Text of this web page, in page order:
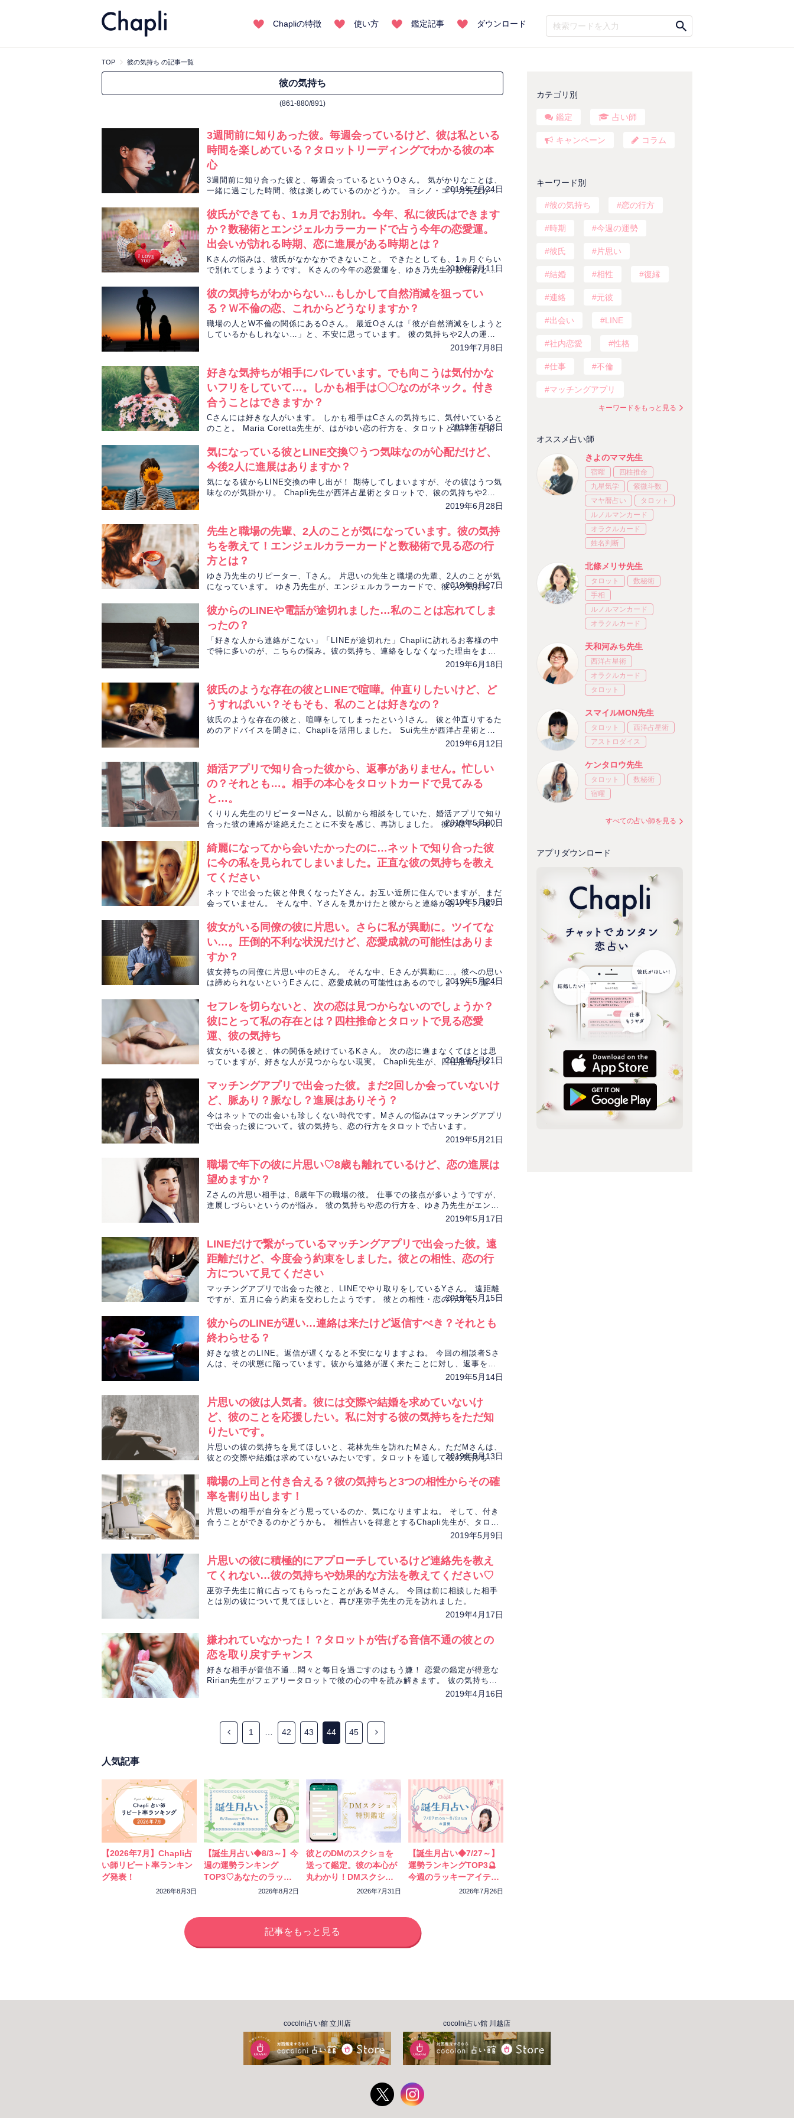
Chapliの特徴 使い方 鑑定記事 ダウンロード
TOP 彼の気持ち の記事一覧
彼の気持ち
(861-880/891)
3週間前に知りあった彼。毎週会っているけど、彼は私といる
時間を楽しめている？タロットリーディングでわかる彼の本
心
3週間前に知り合った彼と、毎週会っているというOさん。 気がかりなことは、
一緒に過ごした時間、彼は楽しめているのかどうか。 ヨシノ・エリカ先生がタ
2019年7月24日
彼氏ができても、1ヵ月でお別れ。今年、私に彼氏はできます
か？数秘術とエンジェルカラーカードで占う今年の恋愛運。
出会いが訪れる時期、恋に進展がある時期とは？
Kさんの悩みは、彼氏がなかなかできないこと。 できたとしても、1ヵ月ぐらい
で別れてしまうようです。 Kさんの今年の恋愛運を、ゆき乃先生が数秘術とエ
2019年7月11日
彼の気持ちがわからない…もしかして自然消滅を狙ってい
る？Ｗ不倫の恋、これからどうなりますか？
職場の人とW不倫の関係にあるOさん。 最近Oさんは「彼が自然消滅をしようと
しているかもしれない…」と、不安に思っています。 彼の気持ちや2人の運気
2019年7月8日
好きな気持ちが相手にバレています。でも向こうは気付かな
いフリをしていて…。しかも相手は〇〇なのがネック。付き
合うことはできますか？
Cさんには好きな人がいます。 しかも相手はCさんの気持ちに、気付いていると
のこと。 Maria Coretta先生が、はがゆい恋の行方を、タロットと西洋占星術で
2019年7月3日
気になっている彼とLINE交換♡うつ気味なのが心配だけど、
今後2人に進展はありますか？
気になる彼からLINE交換の申し出が！ 期待してしまいますが、その彼はうつ気
味なのが気掛かり。 Chapli先生が西洋占星術とタロットで、彼の気持ちや2人
2019年6月28日
先生と職場の先輩、2人のことが気になっています。彼の気持
ちを教えて！エンジェルカラーカードと数秘術で見る恋の行
方とは？
ゆき乃先生のリピーター、Tさん。 片思いの先生と職場の先輩、2人のことが気
になっています。 ゆき乃先生が、エンジェルカラーカードで、彼らの気持ちを
2019年6月27日
彼からのLINEや電話が途切れました…私のことは忘れてしま
ったの？
「好きな人から連絡がこない」「LINEが途切れた」Chapliに訪れるお客様の中
で特に多いのが、こちらの悩み。彼の気持ち、連絡をしなくなった理由をまど
2019年6月18日
彼氏のような存在の彼とLINEで喧嘩。仲直りしたいけど、ど
うすればいい？そもそも、私のことは好きなの？
彼氏のような存在の彼と、喧嘩をしてしまったというIさん。 彼と仲直りするた
めのアドバイスを聞きに、Chapliを活用しました。 Sui先生が西洋占星術とタ
2019年6月12日
婚活アプリで知り合った彼から、返事がありません。忙しい
の？それとも…。相手の本心をタロットカードで見てみる
と…。
くりりん先生のリピーターNさん。以前から相談をしていた、婚活アプリで知り
合った彼の連絡が途絶えたことに不安を感じ、再訪しました。 彼の様子や本心
2019年5月30日
綺麗になってから会いたかったのに…ネットで知り合った彼
に今の私を見られてしまいました。正直な彼の気持ちを教え
てください
ネットで出会った彼と仲良くなったYさん。お互い近所に住んでいますが、まだ
会っていません。 そんな中、Yさんを見かけたと彼からと連絡があって。 彼の
2019年5月29日
彼女がいる同僚の彼に片思い。さらに私が異動に。ツイてな
い…。圧倒的不利な状況だけど、恋愛成就の可能性はありま
すか？
彼女持ちの同僚に片思い中のEさん。 そんな中、Eさんが異動に…。彼への思い
は諦められないというEさんに、恋愛成就の可能性はあるのでしょうか。 瀧沢
2019年5月24日
セフレを切らないと、次の恋は見つからないのでしょうか？
彼にとって私の存在とは？四柱推命とタロットで見る恋愛
運、彼の気持ち
彼女がいる彼と、体の関係を続けているKさん。 次の恋に進まなくてはとは思
っていますが、好きな人が見つからない現実。 Chapli先生が、四柱推命とタロ
2019年5月21日
マッチングアプリで出会った彼。まだ2回しか会っていないけ
ど、脈あり？脈なし？進展はありそう？
今はネットでの出会いも珍しくない時代です。Mさんの悩みはマッチングアプリ
で出会った彼について。彼の気持ち、恋の行方をタロットで占います。
2019年5月21日
職場で年下の彼に片思い♡8歳も離れているけど、恋の進展は
望めますか？
Zさんの片思い相手は、8歳年下の職場の彼。 仕事での接点が多いようですが、
進展しづらいというのが悩み。 彼の気持ちや恋の行方を、ゆき乃先生がエンジ
2019年5月17日
LINEだけで繋がっているマッチングアプリで出会った彼。遠
距離だけど、今度会う約束をしました。彼との相性、恋の行
方について見てください
マッチングアプリで出会った彼と、LINEでやり取りをしているYさん。 遠距離
ですが、五月に会う約束を交わしたようです。 彼との相性・恋の行方を、
2019年5月15日
彼からのLINEが遅い…連絡は来たけど返信すべき？それとも
終わらせる？
好きな彼とのLINE。返信が遅くなると不安になりますよね。 今回の相談者Sさ
んは、その状態に陥っています。彼から連絡が遅く来たことに対し、返事をせ
2019年5月14日
片思いの彼は人気者。彼には交際や結婚を求めていないけ
ど、彼のことを応援したい。私に対する彼の気持ちをただ知
りたいです。
片思いの彼の気持ちを見てほしいと、花林先生を訪れたMさん。ただMさんは、
彼との交際や結婚は求めていないみたいです。タロットを通して彼の気持ちを
2019年5月13日
職場の上司と付き合える？彼の気持ちと3つの相性からその確
率を割り出します！
片思いの相手が自分をどう思っているのか、気になりますよね。 そして、付き
合うことができるのかどうかも。 相性占いを得意とするChapli先生が、タロッ
2019年5月9日
片思いの彼に積極的にアプローチしているけど連絡先を教え
てくれない…彼の気持ちや効果的な方法を教えてください♡
巫弥子先生に前に占ってもらったことがあるMさん。 今回は前に相談した相手
とは別の彼について見てほしいと、再び巫弥子先生の元を訪れました。
2019年4月17日
嫌われていなかった！？タロットが告げる音信不通の彼との
恋を取り戻すチャンス
好きな相手が音信不通…悶々と毎日を過ごすのはもう嫌！ 恋愛の鑑定が得意な
Ririan先生がフェアリータロットで彼の心の中を読み解きます。 彼の気持ち、
2019年4月16日
1 42 43 44 45
人気記事
【2026年7月】Chapli占
い師リピート率ランキン
グ発表！
2026年8月3日
【誕生月占い◆8/3～】今
週の運勢ランキング
TOP3♡あなたのラッキ
ーカラーをチェック！
2026年8月2日
彼とのDMのスクショを
送って鑑定。彼の本心が
丸わかり！DMスクショ
特別鑑定をスタートしま
2026年7月31日
【誕生月占い◆7/27～】
運勢ランキングTOP3🔮
今週のラッキーアイテム
2026年7月26日
記事をもっと見る
カテゴリ別
鑑定 占い師
キャンペーン コラム
キーワード別
彼の気持ち 恋の行方
時期 今週の運勢
彼氏 片思い
結婚 相性 復縁
連絡 元彼
出会い LINE
社内恋愛 性格
仕事 不倫
マッチングアプリ
キーワードをもっと見る
オススメ占い師
きよのママ先生
宿曜
四柱推命
九星気学
紫微斗数
マヤ暦占い
タロット
ルノルマンカード
オラクルカード
姓名判断
北條メリサ先生
タロット
数秘術
手相
ルノルマンカード
オラクルカード
天和河みち先生
西洋占星術
オラクルカード
タロット
スマイルMON先生
タロット
西洋占星術
アストロダイス
ケンタロウ先生
タロット
数秘術
宿曜
すべての占い師を見る
アプリダウンロード
cocolni占い館 立川店 cocolni占い館 川越店